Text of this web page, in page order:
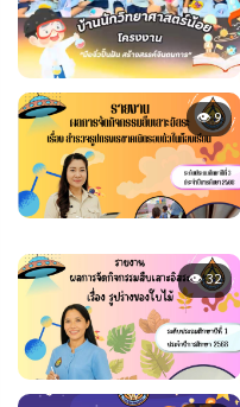
👁 9
👁 32